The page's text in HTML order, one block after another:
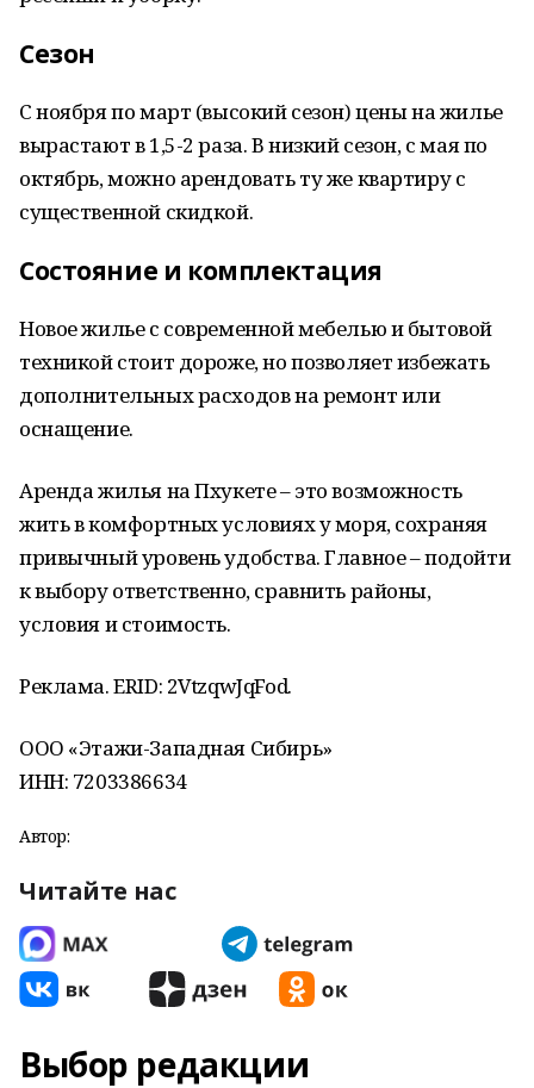
Сезон
С ноября по март (высокий сезон) цены на жилье
вырастают в 1,5-2 раза. В низкий сезон, с мая по
октябрь, можно арендовать ту же квартиру с
существенной скидкой.
Состояние и комплектация
Новое жилье с современной мебелью и бытовой
техникой стоит дороже, но позволяет избежать
дополнительных расходов на ремонт или
оснащение.
Аренда жилья на Пхукете – это возможность
жить в комфортных условиях у моря, сохраняя
привычный уровень удобства. Главное – подойти
к выбору ответственно, сравнить районы,
условия и стоимость.
Реклама. ERID: 2VtzqwJqFod.
ООО «Этажи-Западная Сибирь»
ИНН: 7203386634
Автор:
Читайте нас
Выбор редакции